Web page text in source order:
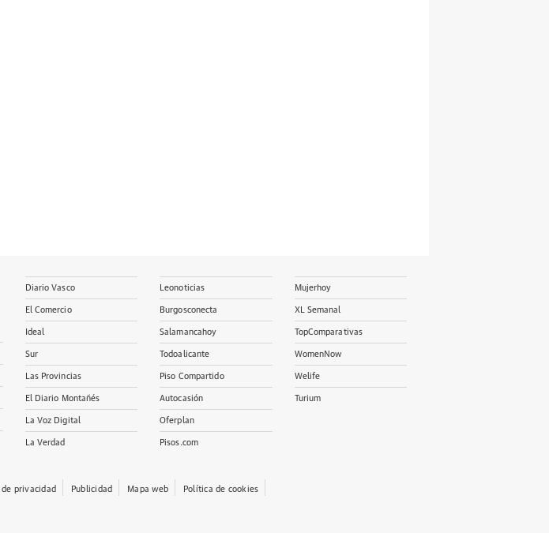
Diario Vasco
El Comercio
Ideal
Sur
Las Provincias
El Diario Montañés
La Voz Digital
La Verdad
Leonoticias
Burgosconecta
Salamancahoy
Todoalicante
Piso Compartido
Autocasión
Oferplan
Pisos.com
Mujerhoy
XL Semanal
TopComparativas
WomenNow
Welife
Turium
de privacidad Publicidad Mapa web Política de cookies